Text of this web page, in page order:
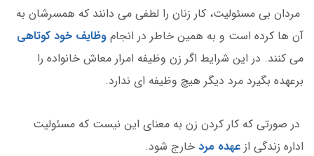
مردان بی مسئولیت، کار زنان را لطفی می دانند که همسرشان به
آن ها کرده است و به همین خاطر در انجام وظایف خود کوتاهی
می کنند. در این شرایط اگر زن وظیفه امرار معاش خانواده را
برعهده بگیرد مرد دیگر هیچ وظیفه ای ندارد.
در صورتی که کار کردن زن به معنای این نیست که مسئولیت
اداره زندگی از عهده مرد خارج شود.